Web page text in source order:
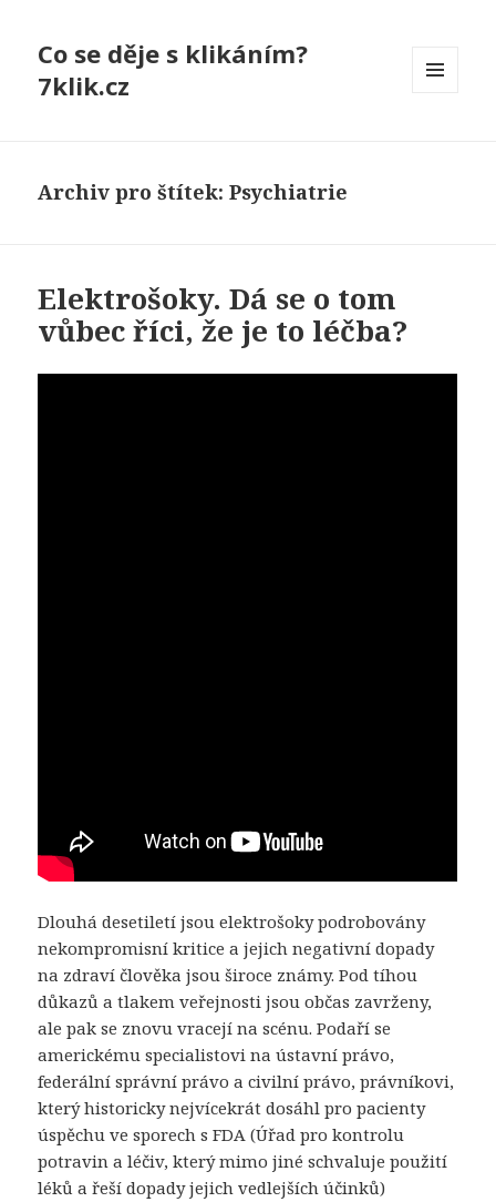
Co se děje s klikáním?
7klik.cz
Archiv pro štítek: Psychiatrie
Elektrošoky. Dá se o tom
vůbec říci, že je to léčba?
Dlouhá desetiletí jsou elektrošoky podrobovány
nekompromisní kritice a jejich negativní dopady
na zdraví člověka jsou široce známy. Pod tíhou
důkazů a tlakem veřejnosti jsou občas zavrženy,
ale pak se znovu vracejí na scénu. Podaří se
americkému specialistovi na ústavní právo,
federální správní právo a civilní právo, právníkovi,
který historicky nejvícekrát dosáhl pro pacienty
úspěchu ve sporech s FDA (Úřad pro kontrolu
potravin a léčiv, který mimo jiné schvaluje použití
léků a řeší dopady jejich vedlejších účinků)